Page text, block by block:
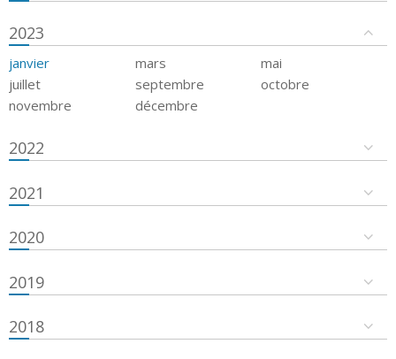
2023
janvier mars
mai
juillet
septembre
octobre
novembre
décembre
2022
2021
2020
2019
2018